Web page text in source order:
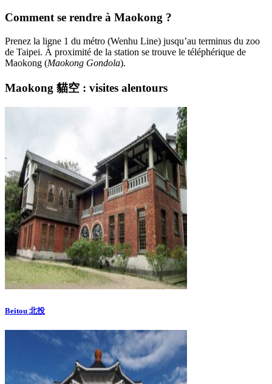
Comment se rendre à Maokong ?
Prenez la ligne 1 du métro (Wenhu Line) jusqu’au terminus du zoo
de Taipei. À proximité de la station se trouve le téléphérique de
Maokong (Maokong Gondola).
Maokong 貓空 : visites alentours
Beitou 北投